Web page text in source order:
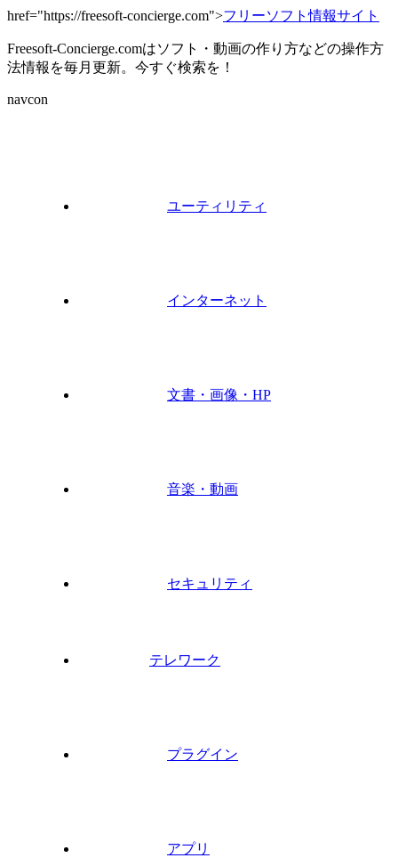
href="https://freesoft-concierge.com">フリーソフト情報サイト
Freesoft-Concierge.comはソフト・動画の作り方などの操作方
法情報を毎月更新。今すぐ検索を！
navcon
ユーティリティ
インターネット
文書・画像・HP
音楽・動画
セキュリティ
テレワーク
プラグイン
アプリ